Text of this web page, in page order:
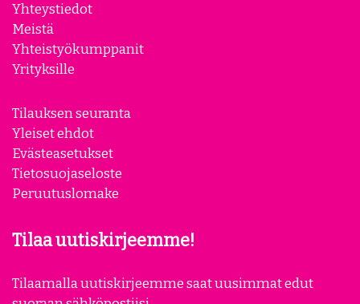
Yhteystiedot
Meistä
Yhteistyökumppanit
Yrityksille
Tilauksen seuranta
Yleiset ehdot
Evästeasetukset
Tietosuojaseloste
Peruutuslomake
Tilaa uutiskirjeemme!
Tilaamalla uutiskirjeemme saat uusimmat edut